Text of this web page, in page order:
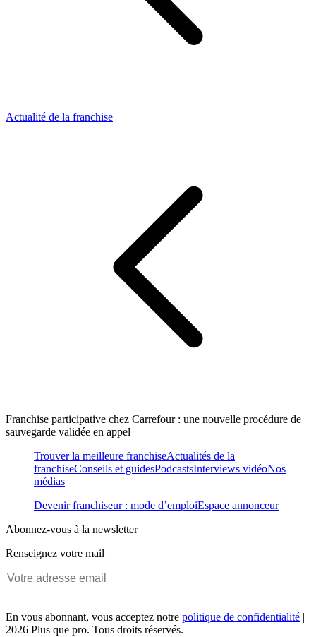
Actualité de la franchise
Franchise participative chez Carrefour : une nouvelle procédure de
sauvegarde validée en appel
Trouver la meilleure franchiseActualités de la
franchiseConseils et guidesPodcastsInterviews vidéoNos
médias
Devenir franchiseur : mode d’emploiEspace annonceur
Abonnez-vous à la newsletter
Renseignez votre mail
En vous abonnant, vous acceptez notre politique de confidentialité
2026 Plus que pro. Tous droits réservés.